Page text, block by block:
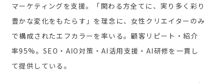
マーケティングを支援。「関わる方全てに、実り多く彩り
豊かな変化をもたらす」を理念に、女性クリエイターのみ
で構成されたエフカラーを率いる。顧客リピート・紹介
率95%。SEO・AIO対策・AI活用支援・AI研修を一貫し
て提供している。